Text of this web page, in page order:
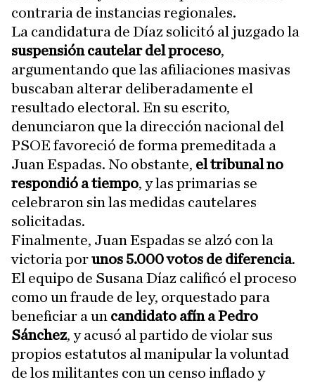
contraria de instancias regionales.
La candidatura de Díaz solicitó al juzgado la
suspensión cautelar del proceso,
argumentando que las afiliaciones masivas
buscaban alterar deliberadamente el
resultado electoral. En su escrito,
denunciaron que la dirección nacional del
PSOE favoreció de forma premeditada a
Juan Espadas. No obstante, el tribunal no
respondió a tiempo, y las primarias se
celebraron sin las medidas cautelares
solicitadas.
Finalmente, Juan Espadas se alzó con la
victoria porunos 5.000 votos de diferencia.
El equipo de Susana Díaz calificó el proceso
como un fraude de ley, orquestado para
beneficiar a un candidato afín a Pedro
Sánchez, y acusó al partido de violar sus
propios estatutos al manipular la voluntad
de los militantes con un censo inflado y